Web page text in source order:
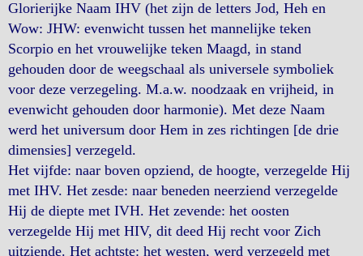
Glorierijke Naam IHV (het zijn de letters Jod, Heh en
Wow: JHW: evenwicht tussen het mannelijke teken
Scorpio en het vrouwelijke teken Maagd, in stand
gehouden door de weegschaal als universele symboliek
voor deze verzegeling. M.a.w. noodzaak en vrijheid, in
evenwicht gehouden door harmonie). Met deze Naam
werd het universum door Hem in zes richtingen [de drie
dimensies] verzegeld.
Het vijfde: naar boven opziend, de hoogte, verzegelde Hij
met IHV. Het zesde: naar beneden neerziend verzegelde
Hij de diepte met IVH. Het zevende: het oosten
verzegelde Hij met HIV, dit deed Hij recht voor Zich
uitziende. Het achtste: het westen, werd verzegeld met